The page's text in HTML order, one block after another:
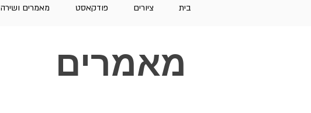
בית ציורים פודקאסט מאמרים ושירה
מאמרים